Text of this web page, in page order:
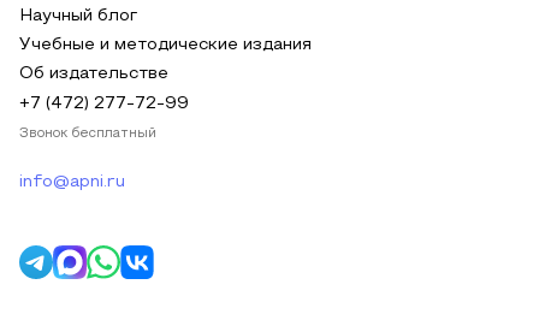
Научный блог
Учебные и методические издания
Об издательстве
+7 (472) 277-72-99
Звонок бесплатный
info@apni.ru